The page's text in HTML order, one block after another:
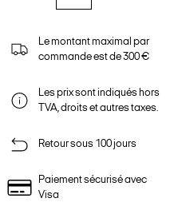
Le montant maximal par
commande est de 300 €
Les prix sont indiqués hors
TVA, droits et autres taxes.
Retour sous 100 jours
Paiement sécurisé avec
Visa